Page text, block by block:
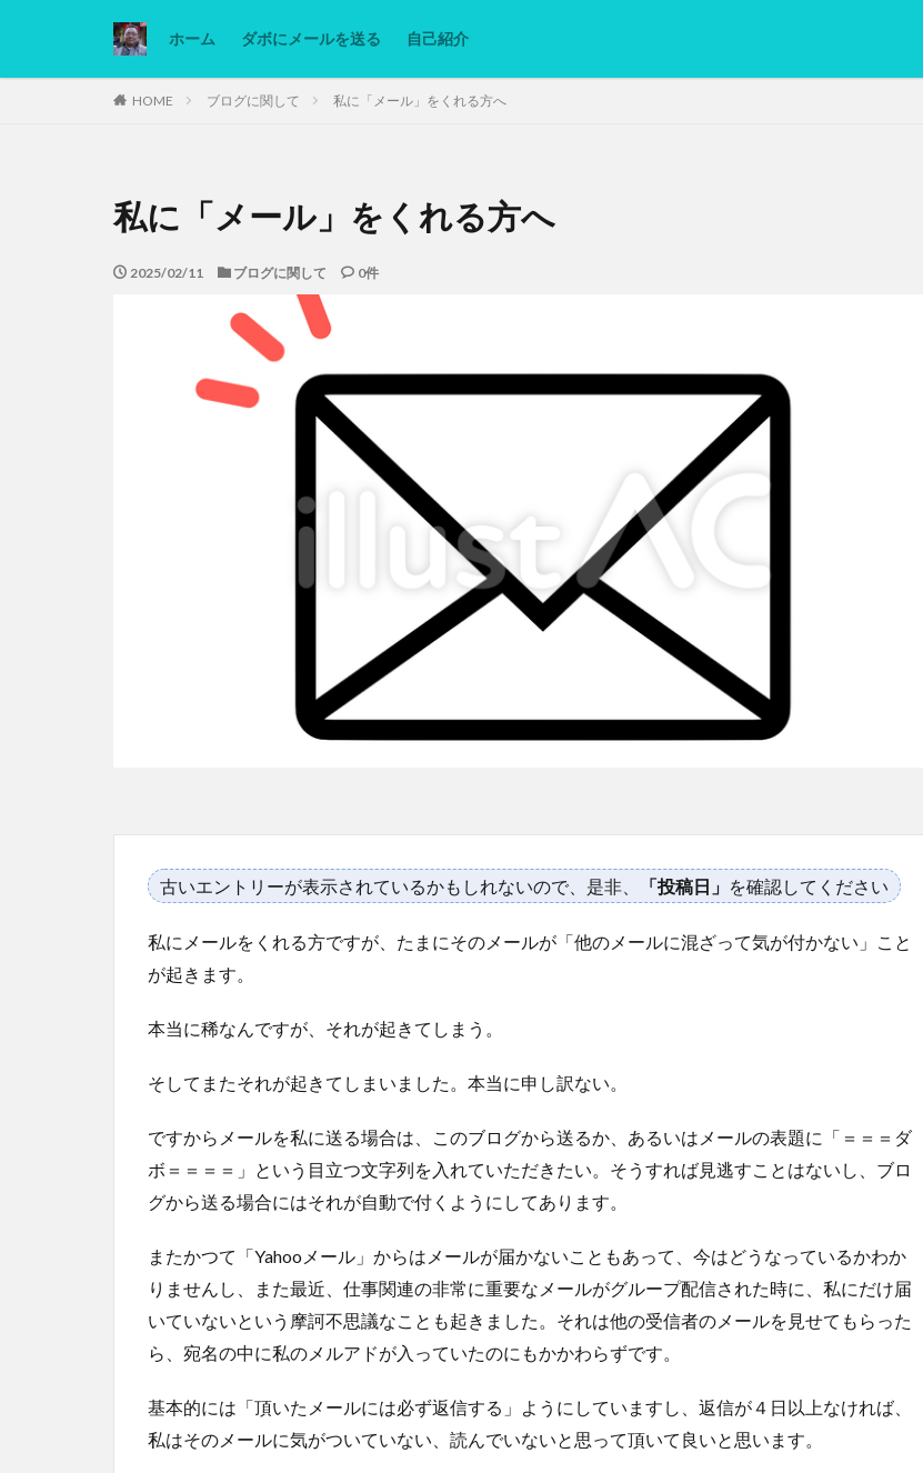
ホーム ダボにメールを送る 自己紹介
HOME ブログに関して 私に「メール」をくれる方へ
私に「メール」をくれる方へ
2025/02/11 ブログに関して 0件
古いエントリーが表示されているかもしれないので、是非、 「投稿日」 を確認してください
私にメールをくれる方ですが、たまにそのメールが「他のメールに混ざって気が付かない」こと
が起きます。
本当に稀なんですが、それが起きてしまう。
そしてまたそれが起きてしまいました。本当に申し訳ない。
ですからメールを私に送る場合は、このブログから送るか、あるいはメールの表題に「＝＝＝ダ
ボ＝＝＝＝」という目立つ文字列を入れていただきたい。そうすれば見逃すことはないし、ブロ
グから送る場合にはそれが自動で付くようにしてあります。
またかつて「Yahooメール」からはメールが届かないこともあって、今はどうなっているかわか
りませんし、また最近、仕事関連の非常に重要なメールがグループ配信された時に、私にだけ届
いていないという摩訶不思議なことも起きました。それは他の受信者のメールを見せてもらった
ら、宛名の中に私のメルアドが入っていたのにもかかわらずです。
基本的には「頂いたメールには必ず返信する」ようにしていますし、返信が４日以上なければ、
私はそのメールに気がついていない、読んでいないと思って頂いて良いと思います。
カテゴリー
Ninjatrader PC グリグリ画像